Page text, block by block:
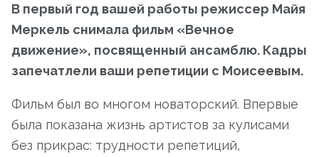
В первый год вашей работы режиссер Майя
Меркель снимала фильм «Вечное
движение», посвященный ансамблю. Кадры
запечатлели ваши репетиции с Моисеевым.
Фильм был во многом новаторский. Впервые
была показана жизнь артистов за кулисами
без прикрас: трудности репетиций,